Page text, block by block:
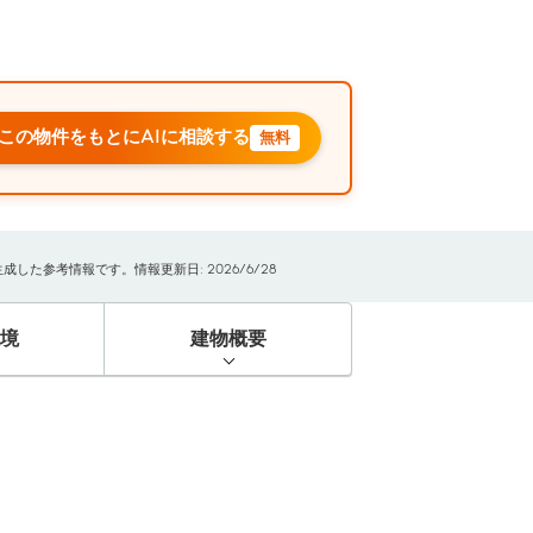
の物件をもとにAIに相談する 無料
成した参考情報です。情報更新日: 2026/6/28
建物概要